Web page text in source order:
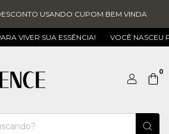
USANDO CUPOM BEM VINDA
SUA ESSÊNCIA! VOCÊ NASCEU PARA
0